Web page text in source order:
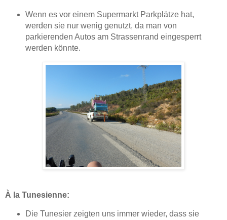
Wenn es vor einem Supermarkt Parkplätze hat,
werden sie nur wenig genutzt, da man von
parkierenden Autos am Strassenrand eingesperrt
werden könnte.
À la Tunesienne:
Die Tunesier zeigten uns immer wieder, dass sie